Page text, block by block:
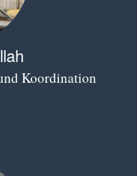
Koordination